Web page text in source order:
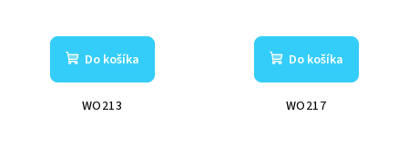
Do košíka
WO213
Do košíka
WO217